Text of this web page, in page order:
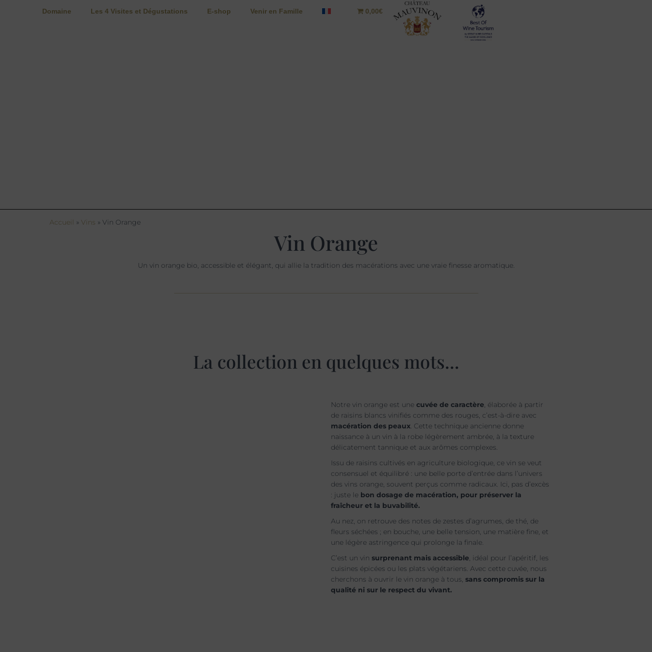
Domaine Les 4 Visites et Dégustations E-shop Venir en Famille 0,00€
Accueil » Vins » Vin Orange
Vin Orange
Un vin orange bio, accessible et élégant, qui allie la tradition des macérations avec une vraie finesse aromatique.
La collection en quelques mots...
Notre vin orange est une cuvée de caractère, élaborée à partir
de raisins blancs vinifiés comme des rouges, c’est-à-dire avec
macération des peaux. Cette technique ancienne donne
naissance à un vin à la robe légèrement ambrée, à la texture
délicatement tannique et aux arômes complexes.
Issu de raisins cultivés en agriculture biologique, ce vin se veut
consensuel et équilibré : une belle porte d’entrée dans l’univers
des vins orange, souvent perçus comme radicaux. Ici, pas d’excès
: juste le bon dosage de macération, pour préserver la
fraîcheur et la buvabilité.
Au nez, on retrouve des notes de zestes d’agrumes, de thé, de
fleurs séchées ; en bouche, une belle tension, une matière fine, et
une légère astringence qui prolonge la finale.
C’est un vin surprenant mais accessible, idéal pour l’apéritif, les
cuisines épicées ou les plats végétariens. Avec cette cuvée, nous
cherchons à ouvrir le vin orange à tous, sans compromis sur la
qualité ni sur le respect du vivant.